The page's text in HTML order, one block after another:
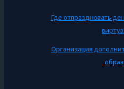
Где отпраздновать
Организация